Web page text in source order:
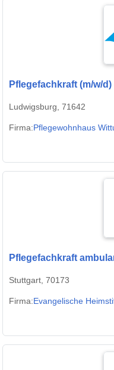
Pflegefachkraft (m/w/
Ludwigsburg, 71642
Firma:Pflegewohnhaus
Pflegefachkraft
Stuttgart, 70173
Firma:Evangelische